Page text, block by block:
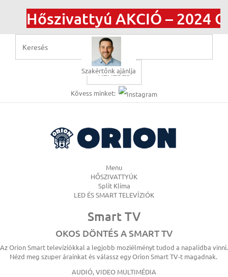
Hőszivattyú AKCIÓ – 2024
KERESÉS
Szakértőnk ajánlja
Kövess minket:
Menu
HŐSZIVATTYÚK
Split Klíma
LED ÉS SMART TELEVÍZIÓK
Smart TV
OKOS DÖNTÉS A SMART TV
Az Orion Smart televíziókkal a legjobb moziélményt tudod a napalidba vinni.
Nézd meg szuper árainkat és válassz egy Orion Smart TV-t magadnak.
AUDIÓ, VIDEO MULTIMÉDIA